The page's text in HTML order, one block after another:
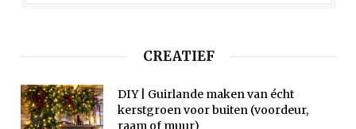
CREATIEF
DIY | Guirlande maken van écht
kerstgroen voor buiten (voordeur,
raam of muur)